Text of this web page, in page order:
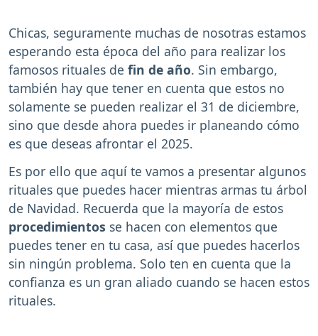
Chicas, seguramente muchas de nosotras estamos
esperando esta época del año para realizar los
famosos rituales de fin de año. Sin embargo,
también hay que tener en cuenta que estos no
solamente se pueden realizar el 31 de diciembre,
sino que desde ahora puedes ir planeando cómo
es que deseas afrontar el 2025.
Es por ello que aquí te vamos a presentar algunos
rituales que puedes hacer mientras armas tu árbol
de Navidad. Recuerda que la mayoría de estos
procedimientos se hacen con elementos que
puedes tener en tu casa, así que puedes hacerlos
sin ningún problema. Solo ten en cuenta que la
confianza es un gran aliado cuando se hacen estos
rituales.